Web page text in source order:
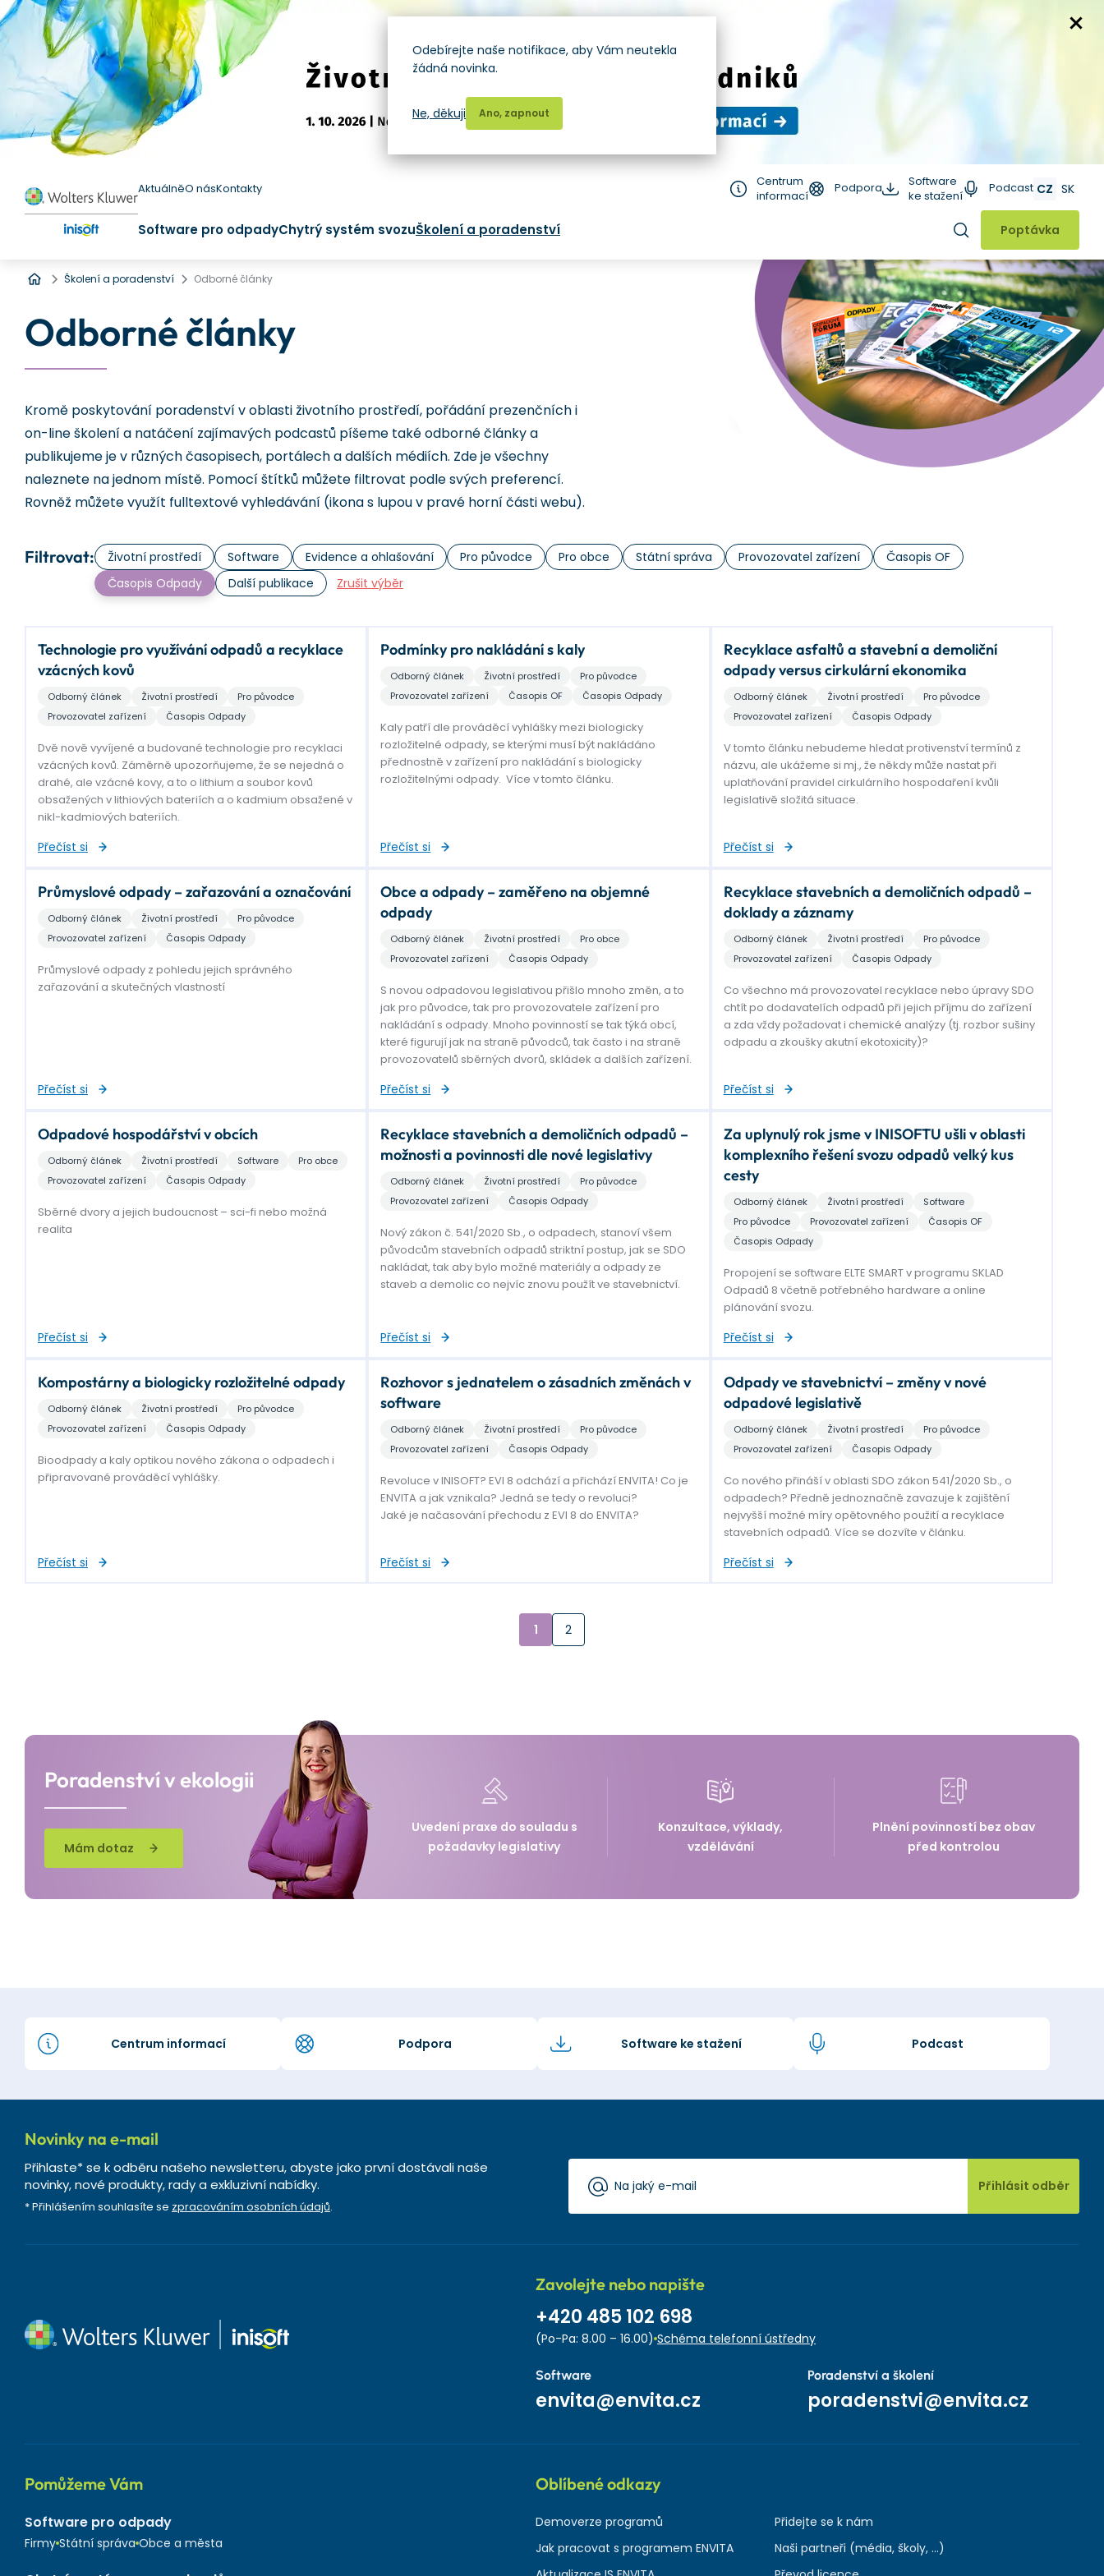
AktuálněO násKontakty
Centrum
informací
Podpora
Software
ke stažení
Podcast CZ SK
Software pro odpadyChytrý systém svozuŠkolení a poradenství Hledat
Poptávka
Úvod
Školení a poradenství Odborné články
Odborné články
Kromě poskytování poradenství v oblasti životního prostředí, pořádání prezenčních i
on-line školení a natáčení zajímavých podcastů píšeme také odborné články a
publikujeme je v různých časopisech, portálech a dalších médiích. Zde je všechny
naleznete na jednom místě. Pomocí štítků můžete filtrovat podle svých preferencí.
Rovněž můžete využít fulltextové vyhledávání (ikona s lupou v pravé horní části webu).
Filtrovat: Životní prostředí Software Evidence a ohlašování Pro původce Pro obce Státní správa Provozovatel zařízení
Časopis OF
Časopis Odpady
Další publikace Zrušit výběr
Technologie pro využívání odpadů a recyklace
vzácných kovů
Odborný článek Životní prostředí
Pro původce
Provozovatel zařízení
Časopis Odpady
Dvě nově vyvíjené a budované technologie pro recyklaci
vzácných kovů. Záměrně upozorňujeme, že se nejedná o
drahé, ale vzácné kovy, a to o lithium a soubor kovů
obsažených v lithiových bateriích a o kadmium obsažené v
nikl-kadmiových bateriích.
Přečíst si
Podmínky pro nakládání s kaly
Odborný článek Životní prostředí
Pro původce
Provozovatel zařízení
Časopis OF Časopis Odpady
Kaly patří dle prováděcí vyhlášky mezi biologicky
rozložitelné odpady, se kterými musí být nakládáno
přednostně v zařízení pro nakládání s biologicky
rozložitelnými odpady. Více v tomto článku.
Přečíst si
Recyklace asfaltů a stavební a demoliční
odpady versus cirkulární ekonomika
Odborný článek Životní prostředí
Pro původce
Provozovatel zařízení
Časopis Odpady
V tomto článku nebudeme hledat protivenství termínů z
názvu, ale ukážeme si mj., že někdy může nastat při
uplatňování pravidel cirkulárního hospodaření kvůli
legislativě složitá situace.
Přečíst si
Průmyslové odpady – zařazování a označování
Odborný článek Životní prostředí
Pro původce
Provozovatel zařízení
Časopis Odpady
Průmyslové odpady z pohledu jejich správného
zařazování a skutečných vlastností
Přečíst si
Obce a odpady – zaměřeno na objemné
odpady
Odborný článek Životní prostředí
Pro obce
Provozovatel zařízení
Časopis Odpady
S novou odpadovou legislativou přišlo mnoho změn, a to
jak pro původce, tak pro provozovatele zařízení pro
nakládání s odpady. Mnoho povinností se tak týká obcí,
které figurují jak na straně původců, tak často i na straně
provozovatelů sběrných dvorů, skládek a dalších zařízení.
Přečíst si
Recyklace stavebních a demoličních odpadů –
doklady a záznamy
Odborný článek Životní prostředí
Pro původce
Provozovatel zařízení
Časopis Odpady
Co všechno má provozovatel recyklace nebo úpravy SDO
chtít po dodavatelích odpadů při jejich příjmu do zařízení
a zda vždy požadovat i chemické analýzy (tj. rozbor sušiny
odpadu a zkoušky akutní ekotoxicity)?
Přečíst si
Odpadové hospodářství v obcích
Odborný článek Životní prostředí Software
Pro obce
Provozovatel zařízení
Časopis Odpady
Sběrné dvory a jejich budoucnost – sci-fi nebo možná
realita
Přečíst si
Recyklace stavebních a demoličních odpadů –
možnosti a povinnosti dle nové legislativy
Odborný článek Životní prostředí
Pro původce
Provozovatel zařízení
Časopis Odpady
Nový zákon č. 541/2020 Sb., o odpadech, stanoví všem
původcům stavebních odpadů striktní postup, jak se SDO
nakládat, tak aby bylo možné materiály a odpady ze
staveb a demolic co nejvíc znovu použít ve stavebnictví.
Přečíst si
Za uplynulý rok jsme v INISOFTU ušli v oblasti
komplexního řešení svozu odpadů velký kus
cesty
Odborný článek Životní prostředí
Software
Pro původce
Provozovatel zařízení
Časopis OF
Časopis Odpady
Propojení se software ELTE SMART v programu SKLAD
Odpadů 8 včetně potřebného hardware a online
plánování svozu.
Přečíst si
Kompostárny a biologicky rozložitelné odpady
Odborný článek Životní prostředí
Pro původce
Provozovatel zařízení
Časopis Odpady
Bioodpady a kaly optikou nového zákona o odpadech i
připravované prováděcí vyhlášky.
Přečíst si
Rozhovor s jednatelem o zásadních změnách v
software
Odborný článek Životní prostředí
Pro původce
Provozovatel zařízení
Časopis Odpady
Revoluce v INISOFT? EVI 8 odchází a přichází ENVITA! Co je
ENVITA a jak vznikala? Jedná se tedy o revoluci?
Jaké je načasování přechodu z EVI 8 do ENVITA?
Přečíst si
Odpady ve stavebnictví – změny v nové
odpadové legislativě
Odborný článek Životní prostředí
Pro původce
Provozovatel zařízení
Časopis Odpady
Co nového přináší v oblasti SDO zákon 541/2020 Sb., o
odpadech? Předně jednoznačně zavazuje k zajištění
nejvyšší možné míry opětovného použití a recyklace
stavebních odpadů. Více se dozvíte v článku.
Přečíst si
1 2
Poradenství v ekologii
Mám dotaz
Uvedení praxe do souladu s
požadavky legislativy
Konzultace, výklady,
vzdělávání
Plnění povinností bez obav
před kontrolou
Centrum informací Podpora Software ke stažení Podcast
Novinky na e-mail
Přihlaste* se k odběru našeho newsletteru, abyste jako první dostávali naše
novinky, nové produkty, rady a exkluzivní nabídky.
* Přihlášením souhlasíte se zpracováním osobních údajů.
Přihlásit odběr
Zavolejte nebo napište
+420 485 102 698
(Po-Pa: 8.00 – 16.00) Schéma telefonní ústředny
Software
envita@envita.cz
Poradenství a školení
poradenstvi@envita.cz
Pomůžeme Vám
Software pro odpady
Firmy Státní správa Obce a města
Oblíbené odkazy
Demoverze programů
Jak pracovat s programem ENVITA
Přidejte se k nám
Naši partneři (média, školy, ...)
Odebírejte naše notifikace, aby Vám neutekla
žádná novinka.
Ano, zapnout
Ne, děkuji